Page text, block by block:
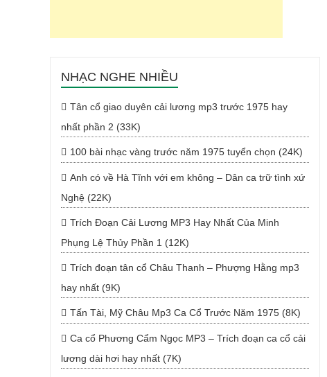
NHẠC NGHE NHIỀU
Tân cổ giao duyên cải lương mp3 trước 1975 hay
nhất phần 2 (33K)
100 bài nhạc vàng trước năm 1975 tuyển chọn (24K)
Anh có về Hà Tĩnh với em không – Dân ca trữ tình xứ
Nghệ (22K)
Trích Đoạn Cải Lương MP3 Hay Nhất Của Minh
Phụng Lệ Thủy Phần 1 (12K)
Trích đoạn tân cổ Châu Thanh – Phượng Hằng mp3
hay nhất (9K)
Tấn Tài, Mỹ Châu Mp3 Ca Cổ Trước Năm 1975 (8K)
Ca cổ Phương Cẩm Ngọc MP3 – Trích đoạn ca cổ cải
lương dài hơi hay nhất (7K)